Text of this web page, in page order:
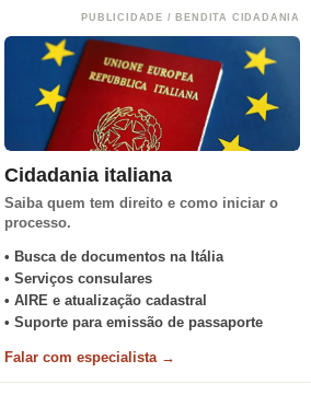
PUBLICIDADE / BENDITA CIDADANIA
Cidadania italiana
Saiba quem tem direito e como iniciar o
processo.
• Busca de documentos na Itália
• Serviços consulares
• AIRE e atualização cadastral
• Suporte para emissão de passaporte
Falar com especialista →